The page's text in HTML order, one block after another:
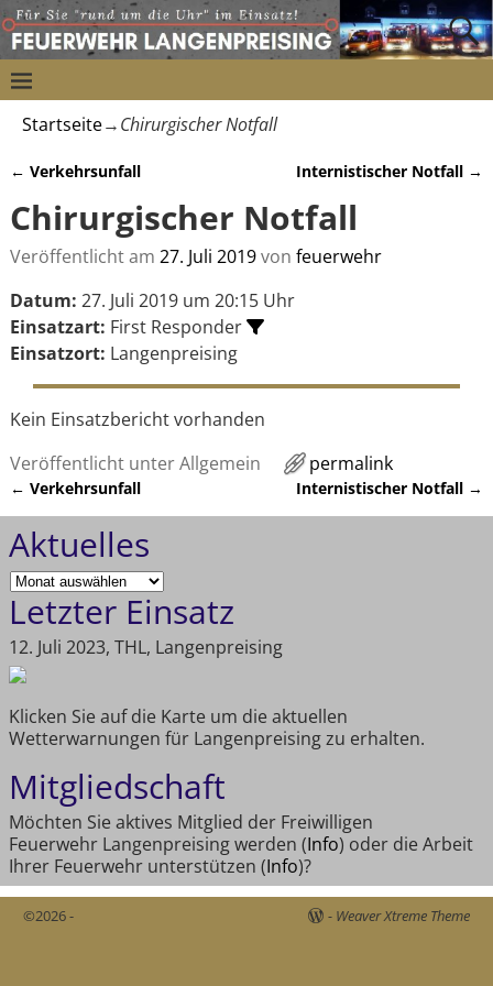
Startseite→Chirurgischer Notfall
← Verkehrsunfall Internistischer Notfall →
Chirurgischer Notfall
Veröffentlicht am 27. Juli 2019von feuerwehr
Datum: 27. Juli 2019 um 20:15 Uhr
Einsatzart: First Responder
Einsatzort: Langenpreising
Kein Einsatzbericht vorhanden
Veröffentlicht unterAllgemein permalink
Artikelnavigation
← Verkehrsunfall Internistischer Notfall →
Aktuelles
Letzter Einsatz
12. Juli 2023, THL, Langenpreising
Klicken Sie auf die Karte um die aktuellen
Wetterwarnungen für Langenpreising zu erhalten.
Mitgliedschaft
Möchten Sie aktives Mitglied der Freiwilligen
Feuerwehr Langenpreising werden (Info) oder die Arbeit
Ihrer Feuerwehr unterstützen (Info)?
©2026 - - Weaver Xtreme Theme